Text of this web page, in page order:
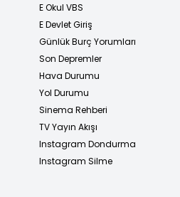
E Okul VBS
E Devlet Giriş
Günlük Burç Yorumları
Son Depremler
Hava Durumu
Yol Durumu
Sinema Rehberi
TV Yayın Akışı
Instagram Dondurma
Instagram Silme